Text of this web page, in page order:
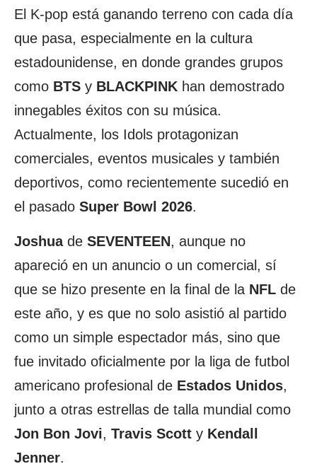
El K-pop está ganando terreno con cada día
que pasa, especialmente en la cultura
estadounidense, en donde grandes grupos
como BTS y BLACKPINK han demostrado
innegables éxitos con su música.
Actualmente, los Idols protagonizan
comerciales, eventos musicales y también
deportivos, como recientemente sucedió en
el pasado Super Bowl 2026.
Joshuade SEVENTEEN, aunque no
apareció en un anuncio o un comercial, sí
que se hizo presente en la final de la NFL de
este año, y es que no solo asistió al partido
como un simple espectador más, sino que
fue invitado oficialmente por la liga de futbol
americano profesional de Estados Unidos,
junto a otras estrellas de talla mundial como
Jon Bon Jovi, Travis Scott y Kendall
Jenner.